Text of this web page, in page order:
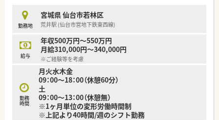
出店を続ける急成長中の企業です。
■地域医療への貢献を第一に考え、かかりつけ薬局機能の強化や
在宅医療の推進に注力しています。
勤務地
宮城県 仙台市若林区
荒井駅 (仙台市営地下鉄東西線)
給与
年収500万円～550万円
月給310,000円～340,000円
※ご経験等を考慮
勤務
時間
月火水木金
09：00～18：00（休憩60分）
土
09：00～13：00（休憩無）
※1ヶ月単位の変形労働時間制
※上記より40時間/週のシフト勤務